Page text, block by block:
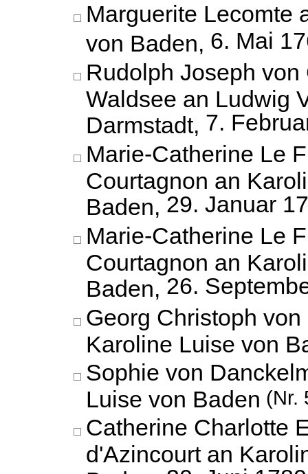
Marguerite Lecomte
von Baden, 6. Mai
Rudolph Joseph von
Waldsee an Ludwig
Darmstadt, 7.
Marie-Catherine Le
Courtagnon an
Baden, 29. Januar
Marie-Catherine Le
Courtagnon an
Baden, 26.
Georg Christoph
Karoline Luise von
Sophie von
Luise von Baden (Nr.
Catherine Charlotte
d'Azincourt an